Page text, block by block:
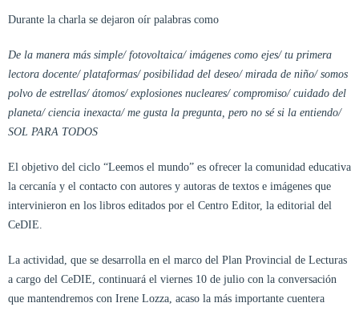
Durante la charla se dejaron oír palabras como
De la manera más simple/ fotovoltaica/ imágenes como ejes/ tu primera
lectora docente/ plataformas/ posibilidad del deseo/ mirada de niño/ somos
polvo de estrellas/ átomos/ explosiones nucleares/ compromiso/ cuidado del
planeta/ ciencia inexacta/ me gusta la pregunta, pero no sé si la entiendo/
SOL PARA TODOS
El objetivo del ciclo “Leemos el mundo” es ofrecer la comunidad educativa
la cercanía y el contacto con autores y autoras de textos e imágenes que
intervinieron en los libros editados por el Centro Editor, la editorial del
CeDIE.
La actividad, que se desarrolla en el marco del Plan Provincial de Lecturas
a cargo del CeDIE, continuará el viernes 10 de julio con la conversación
que mantendremos con Irene Lozza, acaso la más importante cuentera